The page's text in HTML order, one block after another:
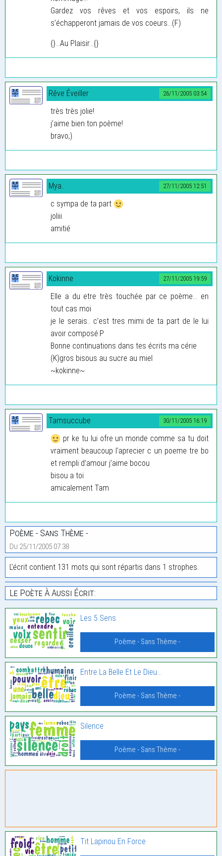
Gardez vos rêves et vos espoirs, ils ne
s’échapperont jamais de vos coeurs...(F)
{}...Au Plaisir...{}
26/11/2005 03:54
Rêve Éveiller
très très jolie!
j’aime bien ton poème!
bravo;)
27/11/2005 12:51
Mya..
c sympa de ta part
joliii
amitié
27/11/2005 19:59
Kokinne
Elle a du etre très touchée par ce poème... en
tout cas moi
je le serais.. c’est tres mimi de ta part de le lui
avoir composé:P
Bonne continuations dans tes écrits ma cérie
(K)gros bisous au sucre au miel
~kokinne~
30/11/2005 16:19
Tamsuccube
pr ke tu lui ofre un monde comme sa tu doit
vraiment beaucoup l’aprecier c un poeme tre bo
et rempli d’amour j’aime bocou
bisou a toi
amicalement Tam
Poème - Sans Thème -
Du 25/11/2005 07:38
L'écrit contient 131 mots qui sont répartis dans 1 strophes.
Le Poète À Aussi Écrit:
Les 5 Sens
Poème - Sans Thème -
Entre La Belle Et Le Dieu…
Poème - Sans Thème -
Silence
Poème - Sans Thème -
Tit Lapinou En Force